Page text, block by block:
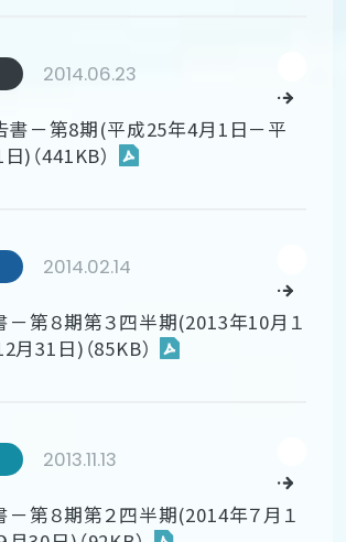
2014.06.23
書－第8期(平成25年4月1日－平
)（441KB）
2014.02.14
第８期第３四半期(2013年10月１
月31日)（85KB）
2013.11.13
第８期第２四半期(2014年７月１